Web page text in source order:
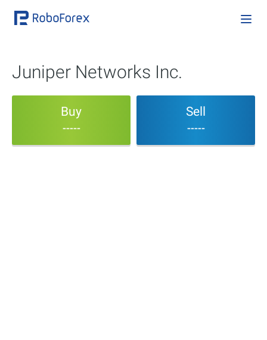
Juniper Networks Inc.
Buy
-----
Sell
-----